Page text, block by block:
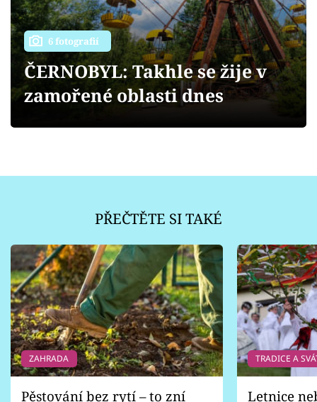
Přihlášení
Sledujte nás
6 fotografií
ČERNOBYL: Takhle se žije v
zamořené oblasti dnes
PŘEČTĚTE SI TAKÉ
ZAHRADA
Pěstování bez rytí – to zní
TRADICE A
Letnice